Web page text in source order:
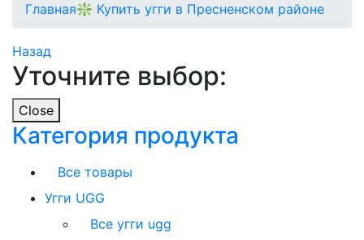
Главная❇️ Купить угги в Пресненском районе
Назад
Уточните выбор:
Close
Категория продукта
Все товары
Угги UGG
Все угги ugg